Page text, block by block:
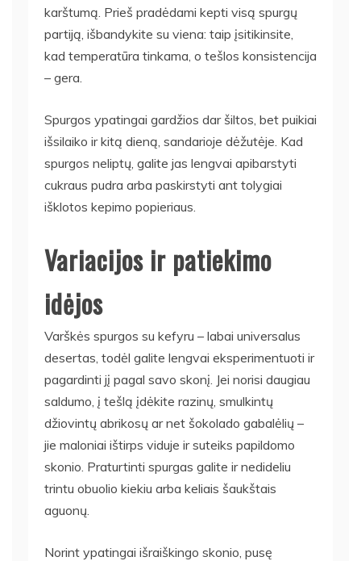
karštumą. Prieš pradėdami kepti visą spurgų
partiją, išbandykite su viena: taip įsitikinsite,
kad temperatūra tinkama, o tešlos konsistencija
– gera.
Spurgos ypatingai gardžios dar šiltos, bet puikiai
išsilaiko ir kitą dieną, sandarioje dėžutėje. Kad
spurgos neliptų, galite jas lengvai apibarstyti
cukraus pudra arba paskirstyti ant tolygiai
išklotos kepimo popieriaus.
Variacijos ir patiekimo
idėjos
Varškės spurgos su kefyru – labai universalus
desertas, todėl galite lengvai eksperimentuoti ir
pagardinti jį pagal savo skonį. Jei norisi daugiau
saldumo, į tešlą įdėkite razinų, smulkintų
džiovintų abrikosų ar net šokolado gabalėlių –
jie maloniai ištirps viduje ir suteiks papildomo
skonio. Praturtinti spurgas galite ir nedideliu
trintu obuolio kiekiu arba keliais šaukštais
aguonų.
Norint ypatingai išraiškingo skonio, pusę